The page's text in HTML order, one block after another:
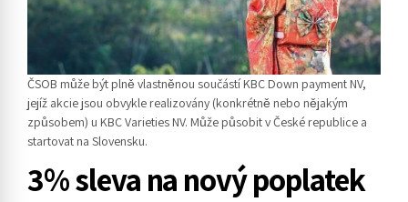
ČSOB může být plně vlastněnou součástí KBC Down payment NV,
jejíž akcie jsou obvykle realizovány (konkrétně nebo nějakým
způsobem) u KBC Varieties NV. Může působit v České republice a
startovat na Slovensku.
3% sleva na nový poplatek